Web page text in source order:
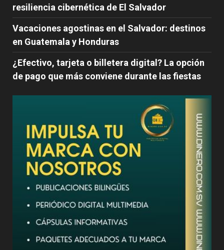
resiliencia cibernética de El Salvador
Vacaciones agostinas en el Salvador: destinos
en Guatemala y Honduras
¿Efectivo, tarjeta o billetera digital? La opción
de pago que más conviene durante las fiestas